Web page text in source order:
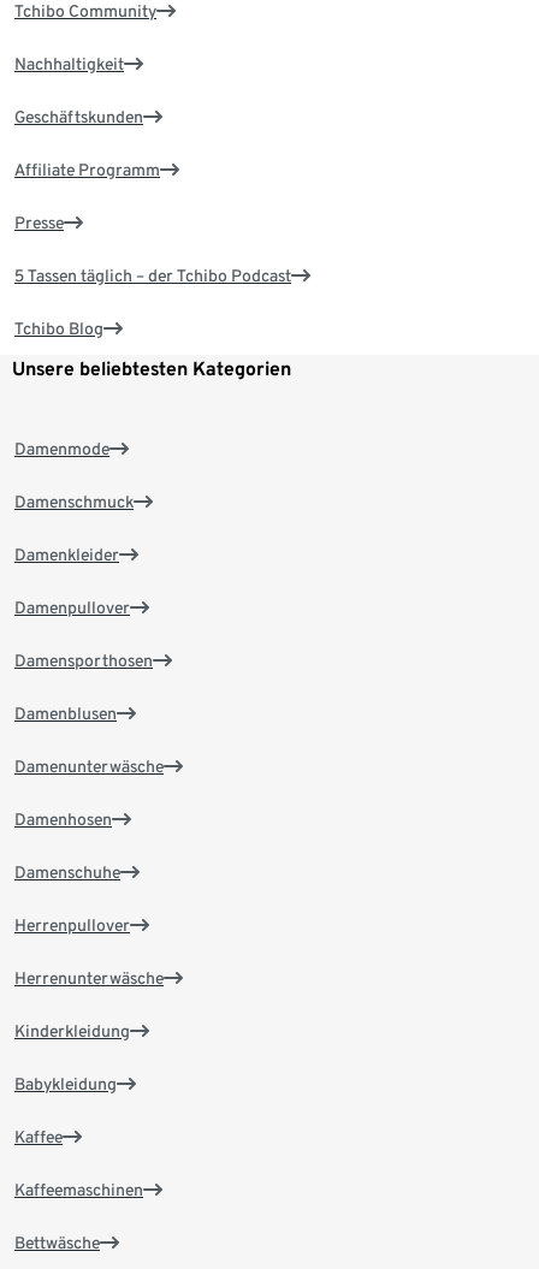
Tchibo Community
Nachhaltigkeit
Geschäftskunden
Affiliate Programm
Presse
5 Tassen täglich – der Tchibo Podcast
Tchibo Blog
Unsere beliebtesten Kategorien
Damenmode
Damenschmuck
Damenkleider
Damenpullover
Damensporthosen
Damenblusen
Damenunterwäsche
Damenhosen
Damenschuhe
Herrenpullover
Herrenunterwäsche
Kinderkleidung
Babykleidung
Kaffee
Kaffeemaschinen
Bettwäsche